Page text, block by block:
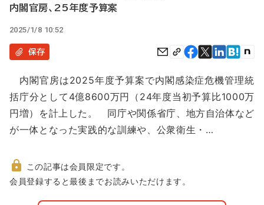
テ
ツ
に
動
内閣官房、25年度予算案
2025/1/8 10:52
保存
内閣官房は2025年度予算案で内閣感染症危機管理統
括庁分として4億8600万円（24年度当初予算比1000万
円増）を計上した。 同庁や関係省庁、地方自治体など
が一体となった実践的な訓練や、公衆衛生・…
非
この記事は会員限定です。
会員登録すると最後までお読みいただけます。